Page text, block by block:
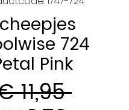
724
Pink
11,95